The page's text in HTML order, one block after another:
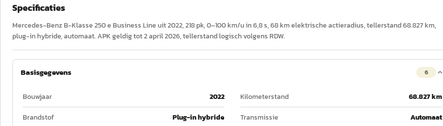
Specificaties
Mercedes-Benz B-Klasse 250 e Business Line uit 2022, 218 pk, 0–100 km/u in 6,8 s, 68 km elektrische actieradius, tellerstand 68.827 km,
plug-in hybride, automaat. APK geldig tot 2 april 2026, tellerstand logisch volgens RDW.
Basisgegevens 6
Bouwjaar 2022 Kilometerstand
68.827 km
Brandstof
Plug-in hybride Transmissie
Automaat